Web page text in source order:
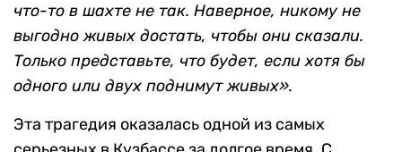
что-то в шахте не так. Наверное, никому не
выгодно живых достать, чтобы они сказали.
Только представьте, что будет, если хотя бы
одного или двух поднимут живых».
Эта трагедия оказалась одной из самых